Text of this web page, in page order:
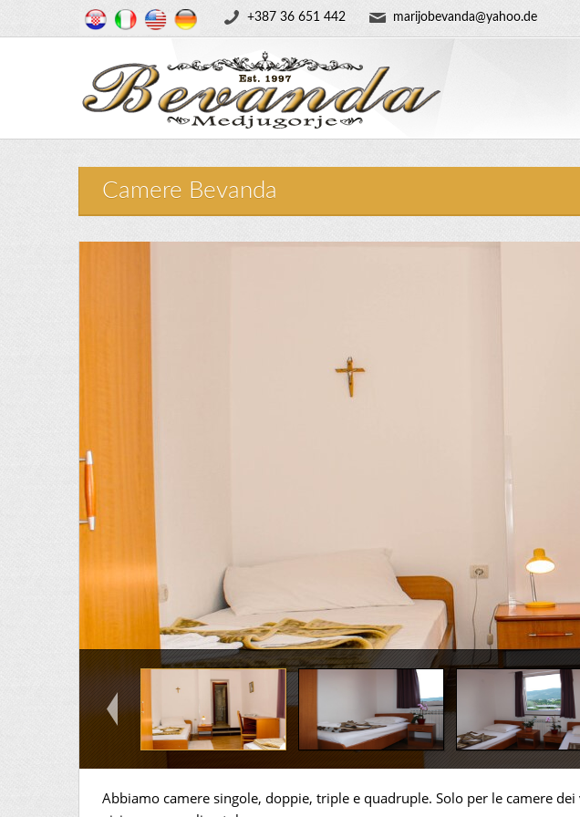
+387 36 651 442 marijobevanda@yahoo.de
Camere Bevanda
Abbiamo camere singole, doppie, triple e quadruple. Solo per le camere